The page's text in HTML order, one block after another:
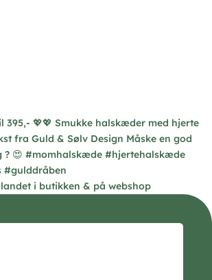
i butikken & på webshop